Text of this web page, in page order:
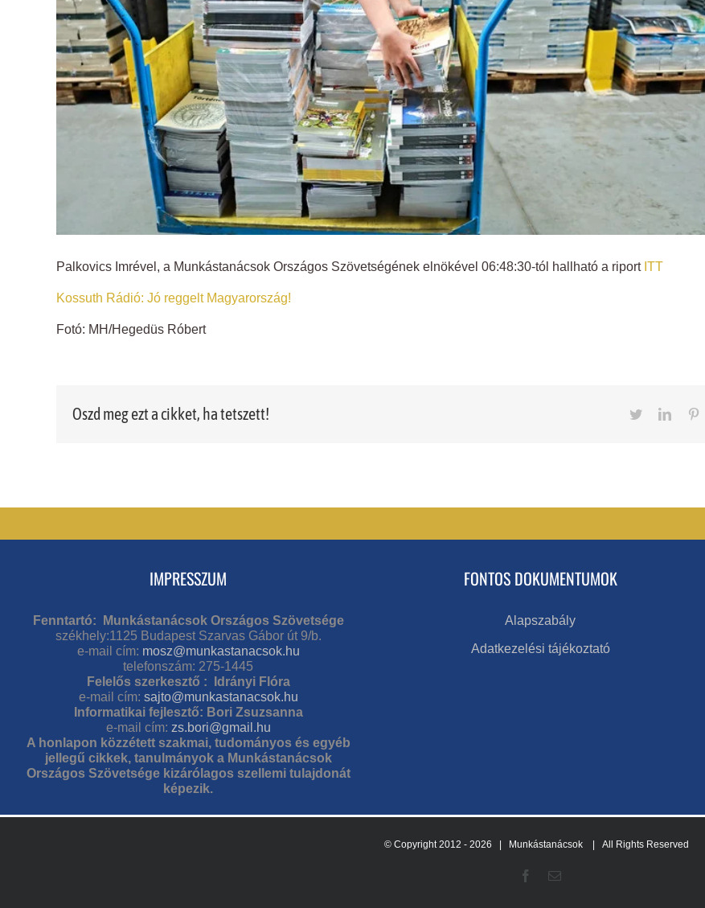
Palkovics Imrével, a Munkástanácsok Országos Szövetségének elnökével 06:48:30-tól hallható a riport ITT
Kossuth Rádió: Jó reggelt Magyarország!
Fotó: MH/Hegedüs Róbert
Oszd meg ezt a cikket, ha tetszett! Twitter
IMPRESSZUM
Fenntartó: Munkástanácsok Országos Szövetsége
székhely:1125 Budapest Szarvas Gábor út 9/b.
e-mail cím: mosz@munkastanacsok.hu
telefonszám: 275-1445
Felelős szerkesztő : Idrányi Flóra
e-mail cím: sajto@munkastanacsok.hu
Informatikai fejlesztő: Bori Zsuzsanna
e-mail cím: zs.bori@gmail.hu
A honlapon közzétett szakmai, tudományos és egyéb
jellegű cikkek, tanulmányok a Munkástanácsok
Országos Szövetsége kizárólagos szellemi tulajdonát
képezik.
FONTOS DOKUMENTUMOK
Alapszabály
Adatkezelési tájékoztató
© Copyright 2012 - 2026 | Munkástanácsok | All Rights Reserved
Facebook
Email